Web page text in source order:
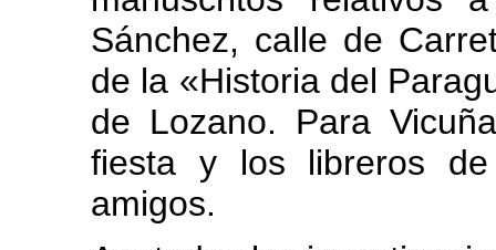
Sánchez, calle de
de la «Historia del
de Lozano. Para
fiesta y los libreros
amigos.